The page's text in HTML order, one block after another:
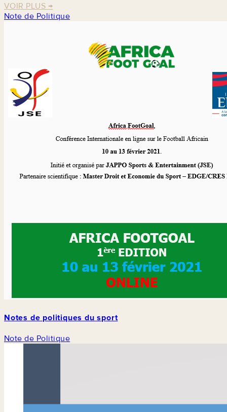
VOIR PLUS →
Note de Politique
Notes de politiques du sport
Note de Politique